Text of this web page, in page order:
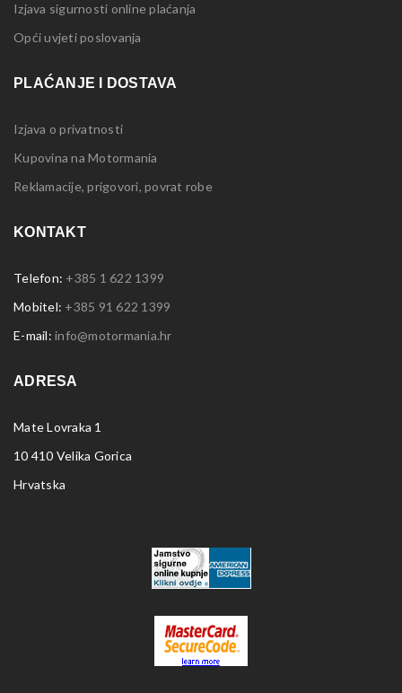
Izjava sigurnosti online plaćanja
Opći uvjeti poslovanja
PLAĆANJE I DOSTAVA
Izjava o privatnosti
Kupovina na Motormania
Reklamacije, prigovori, povrat robe
KONTAKT
Telefon: +385 1 622 1399
Mobitel: +385 91 622 1399
E-mail: info@motormania.hr
ADRESA
Mate Lovraka 1
10 410 Velika Gorica
Hrvatska